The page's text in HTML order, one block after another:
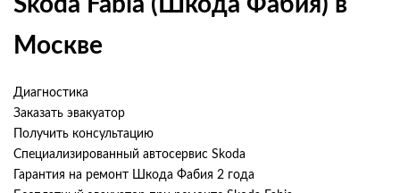
Москве
Диагностика
Заказать эвакуатор
Получить консультацию
Специализированный автосервис Skoda
Гарантия на ремонт Шкода Фабия 2 года